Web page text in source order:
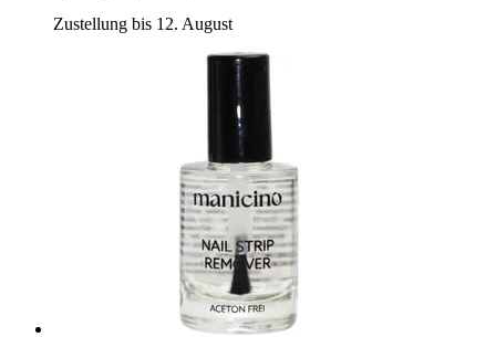
Zustellung bis 12. August